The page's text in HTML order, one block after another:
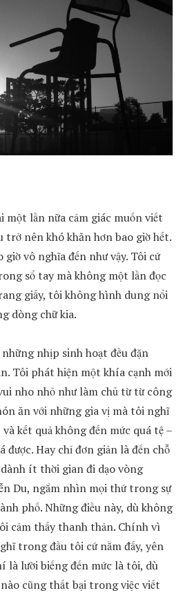
một lần nữa cảm giác muốn viết
trở nên khó khăn hơn bao giờ hết.
giờ vô nghĩa đến như vậy. Tôi cứ
sổ tay mà không một lần đọc
giấy, tôi không hình dung nổi
dòng chữ kia.
nhịp sinh hoạt đều đặn
Tôi phát hiện một khía cạnh mới
nho nhỏ như làm chủ từ từ công
ăn với những gia vị mà tôi nghĩ
kết quả không đến mức quá tệ –
được. Hay chỉ đơn giản là đến chỗ
ít thời gian đi dạo vòng
Du, ngắm nhìn mọi thứ trong sự
phố. Những điều này, dù không
cảm thấy thanh thản. Chính vì
trong đầu tôi cứ nằm đấy, yên
là lười biếng đến mức là tôi, dù
cũng thất bại trong việc viết